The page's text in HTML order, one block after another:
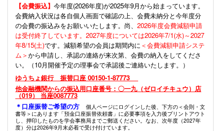
【会費振込】 今年度(2026年度)が2025年9月から始まっています。
会費納入状況は各自個人画面で確認の上、会費未納分と今年度分
の会費の振込みをお願いいたします。尚、 2026年度会費減額申請
は受付終了しています。2027年度については2026年7/1(水)～2027
年8/15(土)です。減額希望の会員は期間内に ＜会費減額申請システ
ム＞から申請し、承認の連絡が来次第、会費の納入をしてくださ
い。（10月開催予定の理事会で承認後ご連絡いたします。）
ゆうちょ銀行 振替口座 00150-1-87773
他金融機関からの振込用口座番号：〇一九（ゼロイチキュウ）店
（019） 当座0087773
＊口座振替ご希望の方
個人ページにログインした後、下方の＜会則・文
書等＞にあります「預金口座振替依頼書」に必要事項を入力後プリントアウト
し、押印したものを学会事務局までご郵送ください。なお、次年度（2027年
度）分は2026年9月末必着で受け付けています。